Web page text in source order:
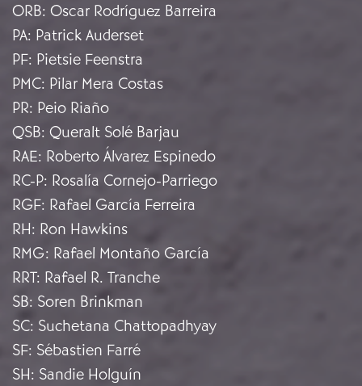
ORB: Oscar Rodríguez Barreira
PA: Patrick Auderset
PF: Pietsie Feenstra
PMC: Pilar Mera Costas
PR: Peio Riaño
QSB: Queralt Solé Barjau
RAE: Roberto Álvarez Espinedo
RC-P: Rosalía Cornejo-Parriego
RGF: Rafael García Ferreira
RH: Ron Hawkins
RMG: Rafael Montaño García
RRT: Rafael R. Tranche
SB: Soren Brinkman
SC: Suchetana Chattopadhyay
SF: Sébastien Farré
SH: Sandie Holguín